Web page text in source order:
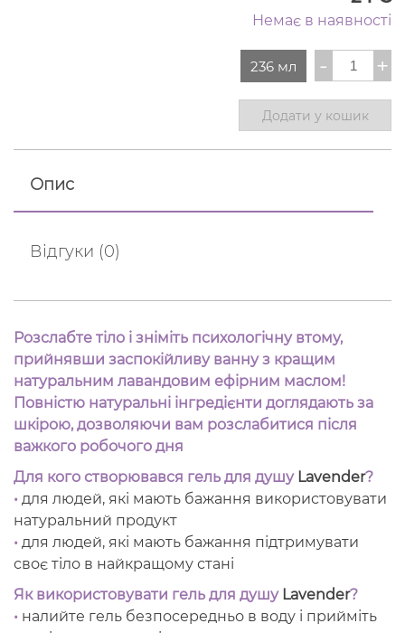
236 мл
Немає в наявності
- Гель
для
душу
Lavender
кількість
+
Додати у кошик
Опис
Відгуки (0)
Розслабте тіло і зніміть психологічну втому,
прийнявши заспокійливу ванну з кращим
натуральним лавандовим ефірним маслом!
Повністю натуральні інгредієнти доглядають за
шкірою, дозволяючи вам розслабитися після
важкого робочого дня
Для кого створювався гель для душу Lavender?
• для людей, які мають бажання використовувати
натуральний продукт
• для людей, які мають бажання підтримувати
своє тіло в найкращому стані
Як використовувати гель для душу Lavender?
• налийте гель безпосередньо в воду і прийміть